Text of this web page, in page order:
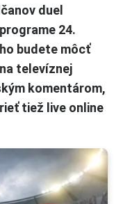
duel
24.
budete môcť
televíznej
komentárom,
tiež live online